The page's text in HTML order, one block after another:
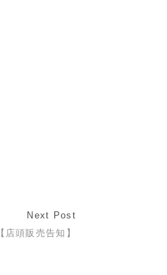
Next Post
店頭販売告知】